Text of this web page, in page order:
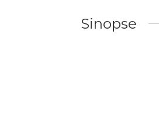
Sinopse